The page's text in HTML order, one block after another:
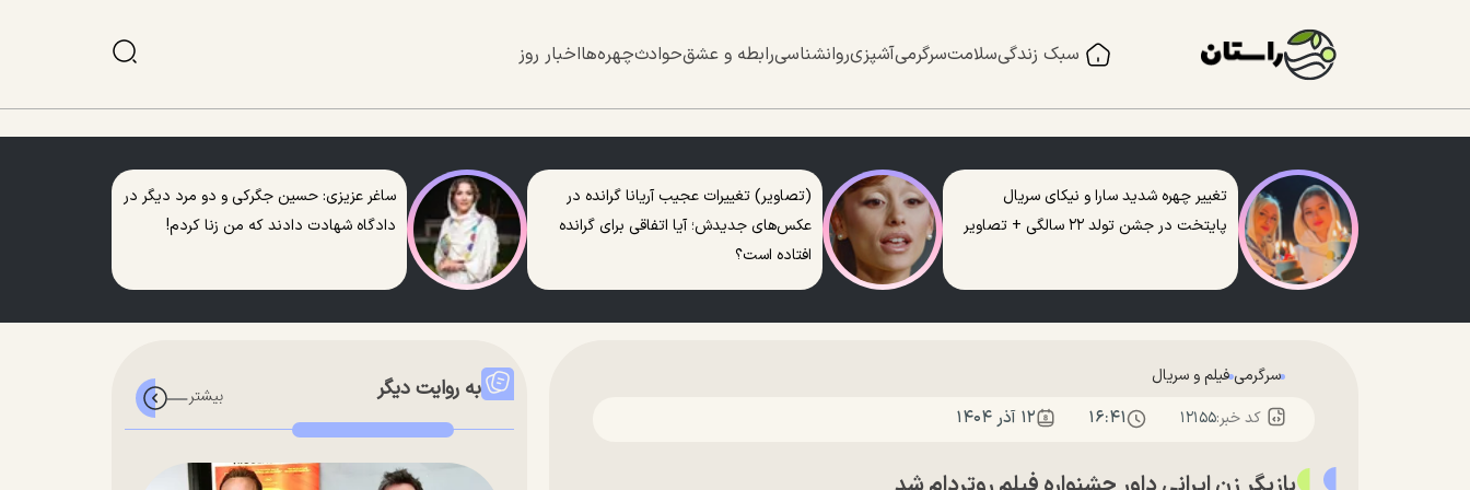
سبک زندگیسلامتسرگرمیآشپزیروانشناسیرابطه و عشقحوادثچهره‌هااخبار روز
تغییر چهره شدید سارا و نیکای سریال
پایتخت در جشن تولد ۲۲ سالگی + تصاویر
(تصاویر) تغییرات عجیب آریانا گرانده در
عکس‌های جدیدش؛ آیا اتفاقی برای گرانده
افتاده است؟
ساغر عزیزی: حسین جگرکی و دو مرد دیگر در
دادگاه شهادت دادند که من زنا کردم!
سرگرمی فیلم و سریال
کد خبر:۱۲۱۵۵ ۱۶:۴۱ ۱۲ آذر ۱۴۰۴
به روایت دیگر